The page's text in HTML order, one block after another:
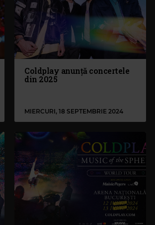
Coldplay anunță concertele
din 2025
MIERCURI, 18 SEPTEMBRIE 2024